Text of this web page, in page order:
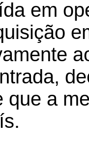
em
que a